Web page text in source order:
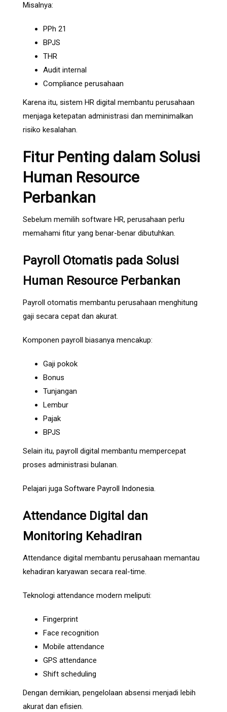
Misalnya:
PPh 21
BPJS
THR
Audit internal
Compliance perusahaan
Karena itu, sistem HR digital membantu perusahaan
menjaga ketepatan administrasi dan meminimalkan
risiko kesalahan.
Fitur Penting dalam Solusi
Human Resource
Perbankan
Sebelum memilih software HR, perusahaan perlu
memahami fitur yang benar-benar dibutuhkan.
Payroll Otomatis pada Solusi
Human Resource Perbankan
Payroll otomatis membantu perusahaan menghitung
gaji secara cepat dan akurat.
Komponen payroll biasanya mencakup:
Gaji pokok
Bonus
Tunjangan
Lembur
Pajak
BPJS
Selain itu, payroll digital membantu mempercepat
proses administrasi bulanan.
Pelajari juga Software Payroll Indonesia.
Attendance Digital dan
Monitoring Kehadiran
Attendance digital membantu perusahaan memantau
kehadiran karyawan secara real-time.
Teknologi attendance modern meliputi:
Fingerprint
Face recognition
Mobile attendance
GPS attendance
Shift scheduling
Dengan demikian, pengelolaan absensi menjadi lebih
akurat dan efisien.